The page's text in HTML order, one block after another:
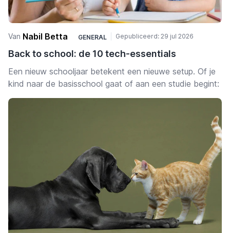
Van Nabil Betta GENERAL Gepubliceerd: 29 jul 2026
Back to school: de 10 tech-essentials
Een nieuw schooljaar betekent een nieuwe setup. Of je
kind naar de basisschool gaat of aan een studie begint:
met de juiste spullen wordt studeren makkelijker,
We hebben de accessoires op een rij gezet die dit jaar
bovenaan de back-to-schoollijstjes staan, gesorteerd
per apparaat zodat je meteen vindt wat je zoekt. Alle
producten vind je bij SB Supply, dus je kunt deze lijst als
checklist gebruiken en het hele schooljaar in één order